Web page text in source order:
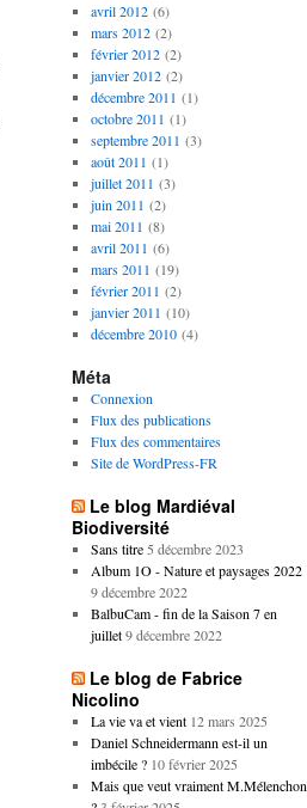
avril 2012(6)
mars 2012(2)
février 2012(2)
janvier 2012(2)
décembre 2011 (1)
octobre 2011 (1)
septembre 2011 (3)
août 2011 (1)
juillet 2011 (3)
juin 2011 (2)
mai 2011 (8)
avril 2011 (6)
mars 2011 (19)
février 2011 (2)
janvier 2011 (10)
décembre 2010(4)
Méta
Connexion
Flux des publications
Flux des commentaires
Site de WordPress-FR
Le blog Mardiéval
Biodiversité
Sans titre 5 décembre 2023
Album 1O - Nature et paysages 2022
9 décembre 2022
BalbuCam - fin de la Saison 7 en
juillet 9 décembre 2022
Le blog de Fabrice
Nicolino
La vie va et vient 12 mars 2025
Daniel Schneidermann est-il un
imbécile ? 10 février 2025
Mais que veut vraiment M.Mélenchon